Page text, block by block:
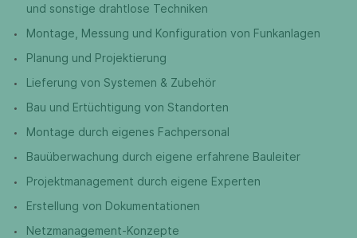
und sonstige drahtlose Techniken
Montage, Messung und Konfiguration von Funkanlagen
Planung und Projektierung
Lieferung von Systemen & Zubehör
Bau und Ertüchtigung von Standorten
Montage durch eigenes Fachpersonal
Bauüberwachung durch eigene erfahrene Bauleiter
Projektmanagement durch eigene Experten
Erstellung von Dokumentationen
Netzmanagement-Konzepte